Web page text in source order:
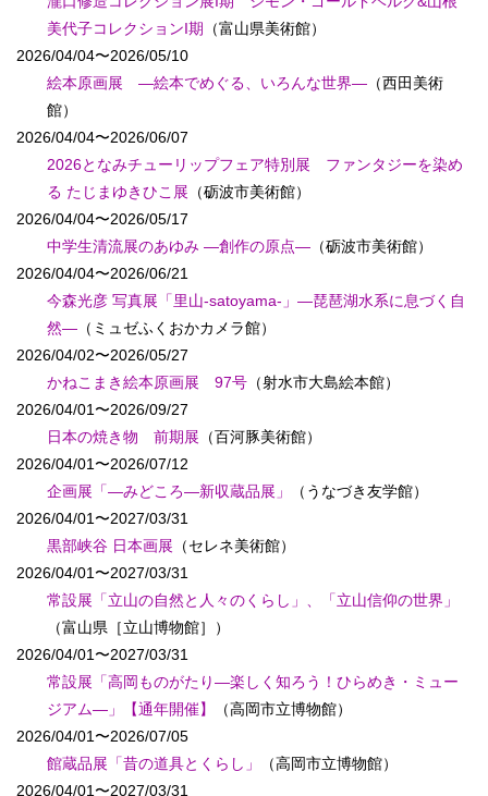
美代子コレクションI期 （富山県美術館）
2026/04/04〜2026/05/10
絵本原画展 ―絵本でめぐる、いろんな世界― （西田美術
館）
2026/04/04〜2026/06/07
2026となみチューリップフェア特別展 ファンタジーを染め
る たじまゆきひこ展 （砺波市美術館）
2026/04/04〜2026/05/17
中学生清流展のあゆみ ―創作の原点― （砺波市美術館）
2026/04/04〜2026/06/21
今森光彦 写真展「里山-satoyama-」―琵琶湖水系に息づく自
然― （ミュゼふくおかカメラ館）
2026/04/02〜2026/05/27
かねこまき絵本原画展 97号 （射水市大島絵本館）
2026/04/01〜2026/09/27
日本の焼き物 前期展 （百河豚美術館）
2026/04/01〜2026/07/12
企画展「―みどころ―新収蔵品展」
（うなづき友学館）
2026/04/01〜2027/03/31
黒部峡谷 日本画展 （セレネ美術館）
2026/04/01〜2027/03/31
常設展「立山の自然と人々のくらし」、「立山信仰の世界」
（富山県［立山博物館］）
2026/04/01〜2027/03/31
常設展「高岡ものがたり―楽しく知ろう！ひらめき・ミュー
ジアム―」【通年開催】
（高岡市立博物館）
2026/04/01〜2026/07/05
館蔵品展「昔の道具とくらし」
（高岡市立博物館）
2026/04/01〜2027/03/31